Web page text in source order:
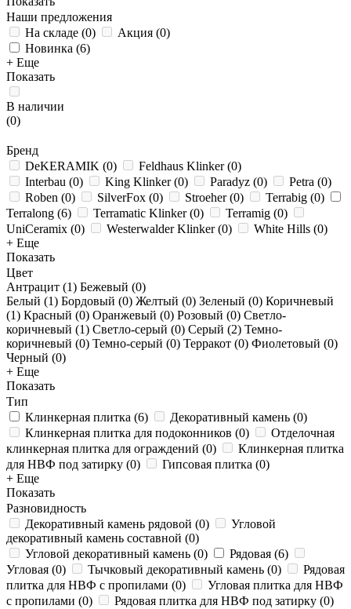
Наши предложения
На складе (0) Акция (0)
Новинка (6)
+ Еще
Показать
В наличии
(0)
Бренд
DeKERAMIK (0) Feldhaus Klinker(0)
Interbau (0) King Klinker(0) Paradyz (0) Petra (0)
Roben (0) SilverFox (0) Stroeher(0) Terrabig (0)
Terralong (6) Terramatic Klinker(0) Terramig (0)
UniCeramix (0) Westerwalder Klinker(0) White Hills (0)
+ Еще
Показать
Цвет
Антрацит (1) Бежевый (0)
Белый (1) Бордовый (0) Желтый (0) Зеленый (0) Коричневый
(1) Красный (0) Оранжевый (0) Розовый (0) Светло-
коричневый (1) Светло-серый (0) Серый (2) Темно-
коричневый (0) Темно-серый (0) Терракот (0) Фиолетовый (0)
Черный (0)
+ Еще
Показать
Тип
Клинкерная плитка (6) Декоративный камень (0)
Клинкерная плитка для подоконников (0)
Отделочная
клинкерная плитка для ограждений (0)
Клинкерная плитка
для НВФ под затирку (0) Гипсовая плитка (0)
+ Еще
Показать
Разновидность
Декоративный камень рядовой (0)
Угловой
декоративный камень составной (0)
Угловой декоративный камень (0) Рядовая (6)
Угловая (0) Тычковый декоративный камень (0)
Рядовая
плитка для НВФ с пропилами (0)
Угловая плитка для НВФ
с пропилами (0) Рядовая плитка для НВФ под затирку (0)